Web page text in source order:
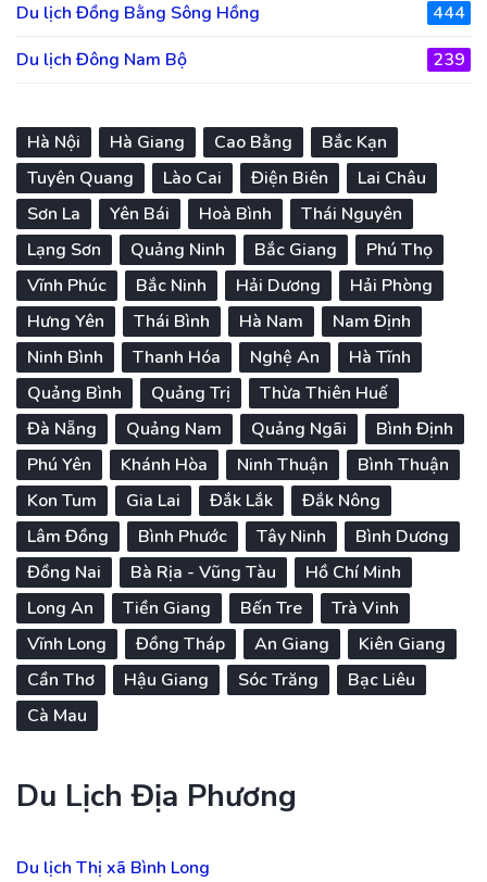
Du lịch Đồng Bằng Sông Hồng
444
Du lịch Đông Nam Bộ
239
Hà Nội Hà Giang Cao Bằng
Bắc Kạn
Tuyên Quang
Lào Cai Điện Biên
Lai Châu
Sơn La
Yên Bái Hoà Bình
Thái Nguyên
Lạng Sơn
Quảng Ninh Bắc Giang
Phú Thọ
Vĩnh Phúc
Bắc Ninh Hải Dương
Hải Phòng
Hưng Yên
Thái Bình Hà Nam
Nam Định
Ninh Bình
Thanh Hóa Nghệ An
Hà Tĩnh
Quảng Bình
Quảng Trị
Thừa Thiên Huế
Đà Nẵng
Quảng Nam Quảng Ngãi
Bình Định
Phú Yên
Khánh Hòa Ninh Thuận
Bình Thuận
Kon Tum
Gia Lai Đắk Lắk
Đắk Nông
Lâm Đồng
Bình Phước Tây Ninh
Bình Dương
Đồng Nai
Bà Rịa - Vũng Tàu
Hồ Chí Minh
Long An
Tiền Giang Bến Tre
Trà Vinh
Vĩnh Long
Đồng Tháp An Giang
Kiên Giang
Cần Thơ
Hậu Giang Sóc Trăng
Bạc Liêu
Cà Mau
Du Lịch Địa Phương
Du lịch Thị xã Bình Long